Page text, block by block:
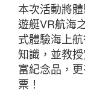
本次活動將
遊艇VR航海
式體驗海上
知識，並教
富紀念品，
票！